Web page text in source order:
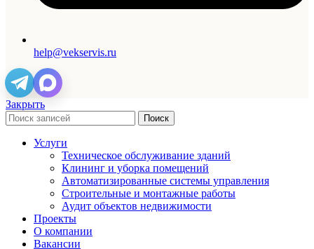
help@vekservis.ru
Закрыть
Поиск
Услуги
Техническое обслуживание зданий
Клининг и уборка помещений
Автоматизированные системы управления
Строительные и монтажные работы
Аудит объектов недвижимости
Проекты
О компании
Вакансии